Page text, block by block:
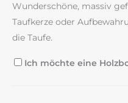
Wunderschöne, massiv
Taufkerze oder
die Taufe.
Ich möchte eine